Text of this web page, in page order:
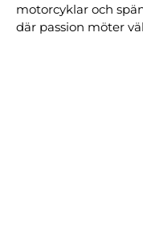
motorcyklar och
där passion möter